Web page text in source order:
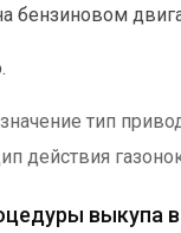
бензиновом
тип
действия
выкупа в